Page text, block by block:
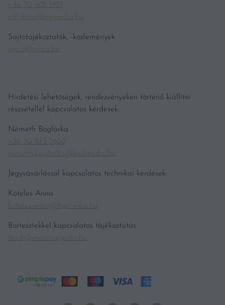
+36 70 601 1929
ertl.flora@hgmedia.hu
Sajtótájékoztatók, -közlemények
vince@vince.hu
Hirdetési lehetőségek, rendezvényeken történő kiállítói
részvétellel kapcsolatos kérdések:
Németh Boglárka
+36 30 975 2652
nemeth.boglarka@kodmedia.hu
Jegyvásárlással kapcsolatos technikai kérdések:
Köteles Anna
koteles.anna@hgmedia.hu
Bortesztekkel kapcsolatos tájékoztatás
teszt@vincemagazin.hu